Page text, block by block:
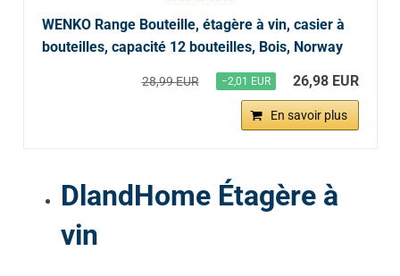
WENKO Range Bouteille, étagère à vin, casier à
bouteilles, capacité 12 bouteilles, Bois, Norway
28,99 EUR −2,01 EUR 26,98 EUR
En savoir plus
DlandHome Étagère à
vin